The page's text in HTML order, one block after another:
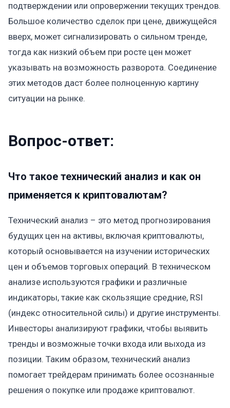
подтверждении или опровержении текущих трендов.
Большое количество сделок при цене, движущейся
вверх, может сигнализировать о сильном тренде,
тогда как низкий объем при росте цен может
указывать на возможность разворота. Соединение
этих методов даст более полноценную картину
ситуации на рынке.
Вопрос-ответ:
Что такое технический анализ и как он
применяется к криптовалютам?
Технический анализ – это метод прогнозирования
будущих цен на активы, включая криптовалюты,
который основывается на изучении исторических
цен и объемов торговых операций. В техническом
анализе используются графики и различные
индикаторы, такие как скользящие средние, RSI
(индекс относительной силы) и другие инструменты.
Инвесторы анализируют графики, чтобы выявить
тренды и возможные точки входа или выхода из
позиции. Таким образом, технический анализ
помогает трейдерам принимать более осознанные
решения о покупке или продаже криптовалют.